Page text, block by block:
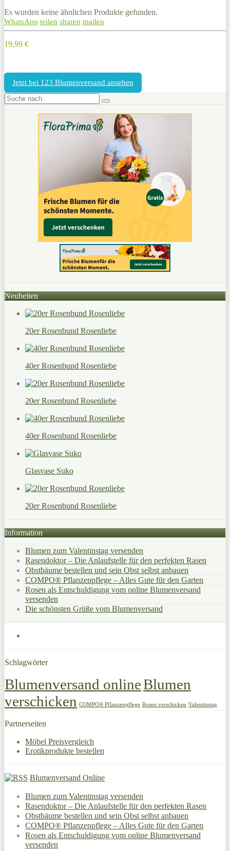
Es wurden keine ähnlichen Produkte gefunden.
WhatsApp teilen sharen mailen
19,99 €
Jetzt bei 123 Blumenversand ansehen
Neuheiten
20er Rosenbund Rosenliebe
40er Rosenbund Rosenliebe
20er Rosenbund Rosenliebe
40er Rosenbund Rosenliebe
Glasvase Suko
20er Rosenbund Rosenliebe
Information
Blumen zum Valentinstag versenden
Rasendoktor – Die Anlaufstelle für den perfekten Rasen
Obstbäume bestellen und sein Obst selbst anbauen
COMPO® Pflanzenpflege – Alles Gute für den Garten
Rosen als Entschuldigung vom online Blumenversand
versenden
Die schönsten Grüße vom Blumenversand
Schlagwörter
Blumenversand onlineBlumen
verschicken COMPO® Pflanzenpflege Rosen verschicken Valentinstag
Partnerseiten
Möbel Preisvergleich
Erotikprodukte bestellen
Blumenversand Online
Blumen zum Valentinstag versenden
Rasendoktor – Die Anlaufstelle für den perfekten Rasen
Obstbäume bestellen und sein Obst selbst anbauen
COMPO® Pflanzenpflege – Alles Gute für den Garten
Rosen als Entschuldigung vom online Blumenversand
versenden